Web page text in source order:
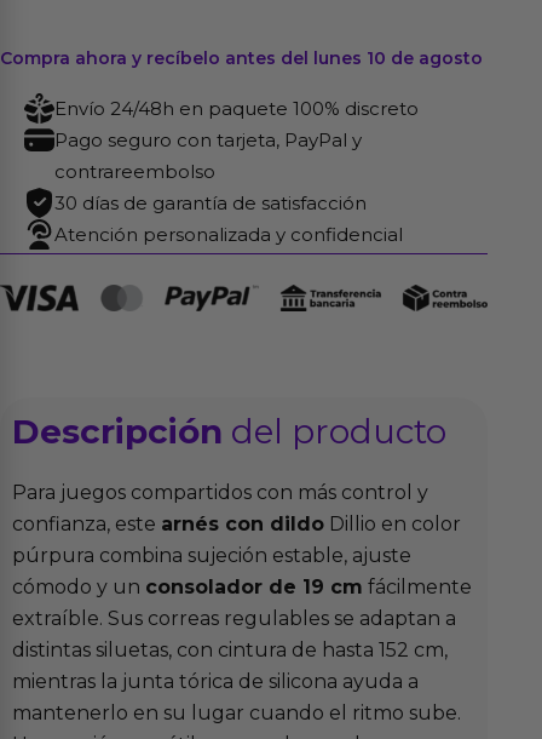
Compra ahora y recíbelo antes del lunes 10 de agosto
Envío 24/48h en paquete 100% discreto
Pago seguro con tarjeta, PayPal y
contrareembolso
30 días de garantía de satisfacción
Atención personalizada y confidencial
Descripción del producto
Para juegos compartidos con más control y
confianza, este arnés con dildo Dillio en color
púrpura combina sujeción estable, ajuste
cómodo y un consolador de 19 cm fácilmente
extraíble. Sus correas regulables se adaptan a
distintas siluetas, con cintura de hasta 152 cm,
mientras la junta tórica de silicona ayuda a
mantenerlo en su lugar cuando el ritmo sube.